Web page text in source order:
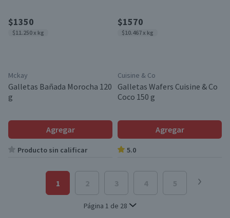
$1350
$11.250 x kg
Mckay
Galletas Bañada Morocha 120
g
Agregar
Producto sin calificar
$1570
$10.467 x kg
Cuisine & Co
Galletas Wafers Cuisine & Co
Coco 150 g
Agregar
5.0
1 2 3 4 5
Página 1 de 28